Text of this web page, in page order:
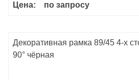
Цена: по запросу
Декоративная рамка 89/45 4-х
90° чёрная